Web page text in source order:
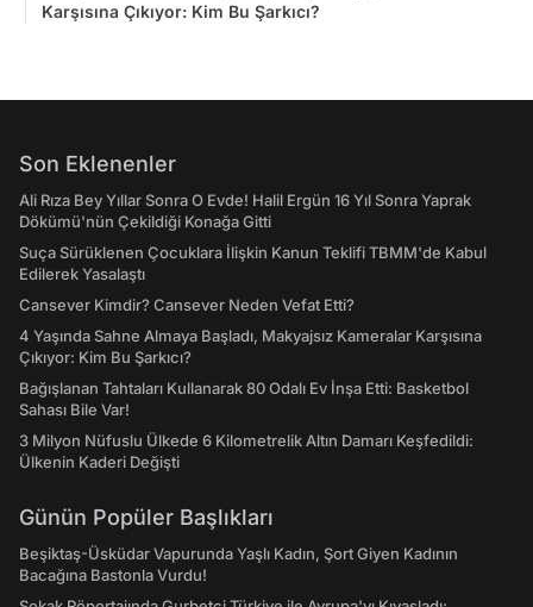
Karşısına Çıkıyor: Kim Bu Şarkıcı?
Son Eklenenler
Ali Rıza Bey Yıllar Sonra O Evde! Halil Ergün 16 Yıl Sonra Yaprak
Dökümü'nün Çekildiği Konağa Gitti
Suça Sürüklenen Çocuklara İlişkin Kanun Teklifi TBMM'de Kabul
Edilerek Yasalaştı
Cansever Kimdir? Cansever Neden Vefat Etti?
4 Yaşında Sahne Almaya Başladı, Makyajsız Kameralar Karşısına
Çıkıyor: Kim Bu Şarkıcı?
Bağışlanan Tahtaları Kullanarak 80 Odalı Ev İnşa Etti: Basketbol
Sahası Bile Var!
3 Milyon Nüfuslu Ülkede 6 Kilometrelik Altın Damarı Keşfedildi:
Ülkenin Kaderi Değişti
Günün Popüler Başlıkları
Beşiktaş-Üsküdar Vapurunda Yaşlı Kadın, Şort Giyen Kadının
Bacağına Bastonla Vurdu!